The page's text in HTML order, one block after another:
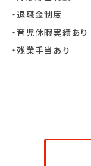
・退職金制度
・育児休暇実績あり
・残業手当あり